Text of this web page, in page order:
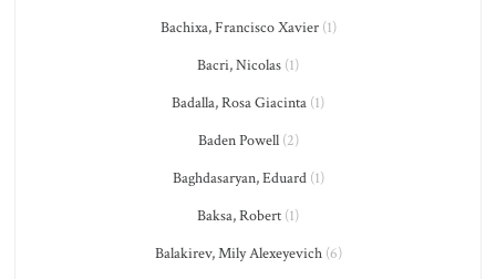
Bachixa, Francisco Xavier(1)
Bacri, Nicolas (1)
Badalla, Rosa Giacinta (1)
Baden Powell(2)
Baghdasaryan, Eduard(1)
Baksa, Robert (1)
Balakirev, Mily Alexeyevich(6)